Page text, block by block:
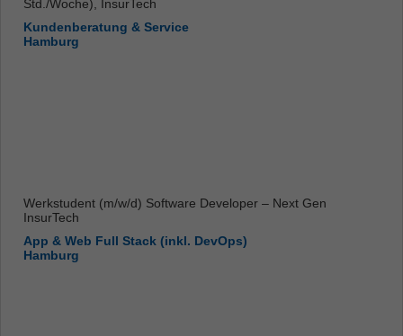
Std./Woche), InsurTech
Kundenberatung & Service
Hamburg
Werkstudent (m/w/d) Software Developer – Next Gen
InsurTech
App & Web Full Stack (inkl. DevOps)
Hamburg